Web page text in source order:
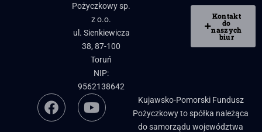
Pożyczkowy sp.
z o.o.
ul. Sienkiewicza
38, 87-100
Toruń
NIP:
9562138642
Kontakt
do
naszych
biur
Kujawsko-Pomorski Fundusz
Pożyczkowy to spółka należąca
do samorządu województwa